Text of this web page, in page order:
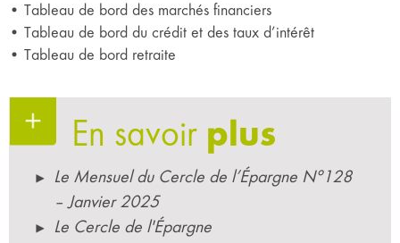
• Tableau de bord des marchés financiers
• Tableau de bord du crédit et des taux d’intérêt
• Tableau de bord retraite
En savoir plus
Le Mensuel du Cercle de l’Épargne N°128
– Janvier 2025
Le Cercle de l'Épargne